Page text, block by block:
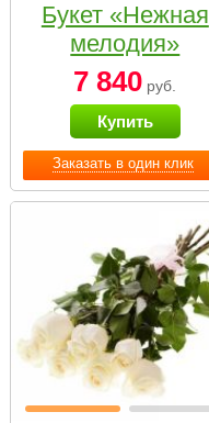
Заказать в один клик
Букет «Нежная
мелодия»
7 840 руб.
Купить